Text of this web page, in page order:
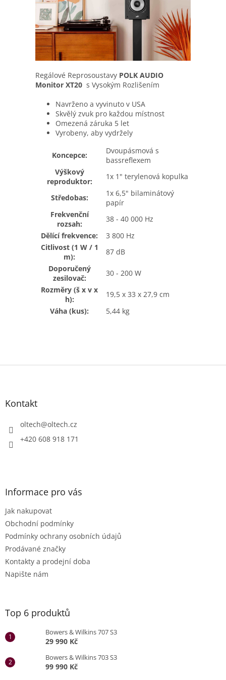
Regálové Reprosoustavy POLK AUDIO
Monitor XT20 s Vysokým Rozlišením
Navrženo a vyvinuto v USA
Skvělý zvuk pro každou místnost
Omezená záruka 5 let
Vyrobeny, aby vydržely
Koncepce:
Dvoupásmová s
bassreflexem
Výškový
reproduktor:
1x 1" terylenová kopulka
Středobas:
1x 6,5" bilaminátový
papír
Frekvenční
rozsah:
38 - 40 000 Hz
Dělící frekvence:
3 800 Hz
Citlivost (1 W / 1
m):
87 dB
Doporučený
zesilovač:
30 - 200 W
Rozměry (š x v x
h):
19,5 x 33 x 27,9 cm
Váha (kus):
5,44 kg
Z
Kontakt
oltech@oltech.cz
+420 608 918 171
Informace pro vás
Jak nakupovat
Obchodní podmínky
Podmínky ochrany osobních údajů
Prodávané značky
Kontakty a prodejní doba
Napište nám
Top 6 produktů
Bowers & Wilkins 707 S3
29 990 Kč
Bowers & Wilkins 703 S3
99 990 Kč